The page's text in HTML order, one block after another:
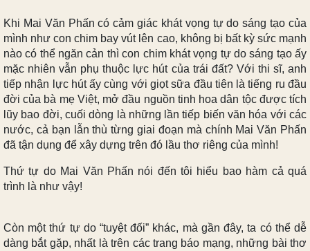
Khi Mai Văn Phấn có cảm giác khát vọng tự do sáng tạo của
mình như con chim bay vút lên cao, không bị bất kỳ sức mạnh
nào có thể ngăn cản thì con chim khát vọng tự do sáng tạo ấy
mặc nhiên vẫn phụ thuộc lực hút của trái đất? Với thi sĩ, anh
tiếp nhận lực hút ấy cùng với giọt sữa đầu tiên là tiếng ru đầu
đời của bà mẹ Việt, mở đầu nguồn tinh hoa dân tộc được tích
lũy bao đời, cuối dòng là những lần tiếp biến văn hóa với các
nước, cả bạn lẫn thù từng giai đoạn mà chính Mai Văn Phấn
đã tận dụng để xây dựng trên đó lầu thơ riêng của mình!
Thứ tự do Mai Văn Phấn nói đến tôi hiểu bao hàm cả quá
trình là như vậy!
Còn một thứ tự do “tuyệt đối” khác, mà gần đây, ta có thể dễ
dàng bắt gặp, nhất là trên các trang báo mạng, những bài thơ